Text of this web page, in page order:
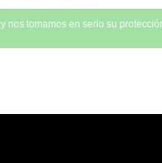
nos tomamos en serio su